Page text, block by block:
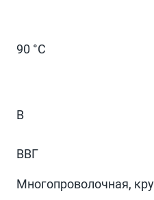
90 °С
В
ВВГ
Многопроволочная,